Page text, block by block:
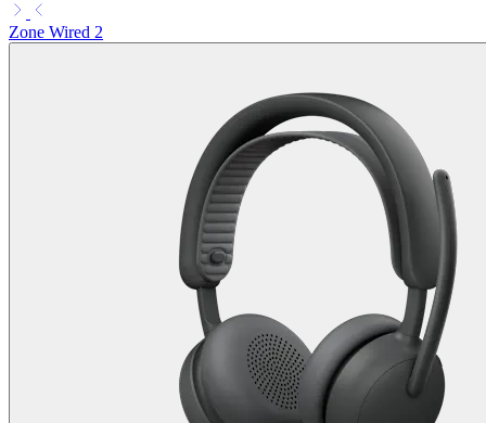
Zone Wired 2